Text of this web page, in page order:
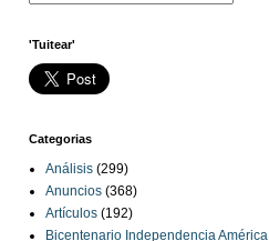
'Tuitear'
Categorias
Análisis (299)
Anuncios (368)
Artículos (192)
Bicentenario Independencia América